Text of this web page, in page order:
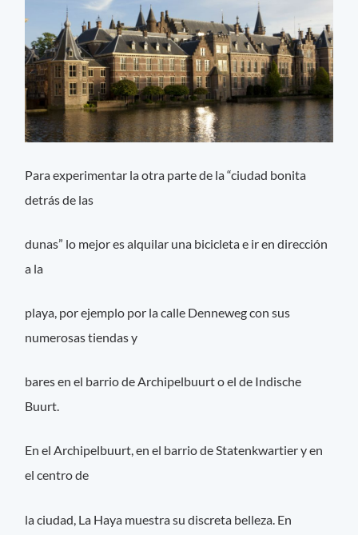
Para experimentar la otra parte de la “ciudad bonita
detrás de las
dunas” lo mejor es alquilar una bicicleta e ir en dirección
a la
playa, por ejemplo por la calle Denneweg con sus
numerosas tiendas y
bares en el barrio de Archipelbuurt o el de Indische
Buurt.
En el Archipelbuurt, en el barrio de Statenkwartier y en
el centro de
la ciudad, La Haya muestra su discreta belleza. En